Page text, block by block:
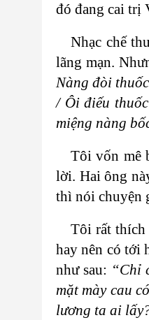
đó đang cai trị
Nhạc chế
lãng mạn.
Nàng đòi
/ Ôi điếu
miệng nàng
Tôi vốn mê
lời. Hai ông
thì nói chuyện
Tôi rất thích
hay nên có tới
như sau: “Chỉ
mặt mày cau
lương ta ai